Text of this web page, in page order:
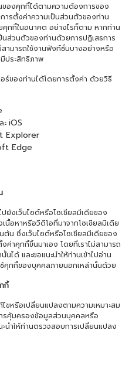
ของคุกกี้ได้ตามความต้องการของ
ารตั้งค่าความเป็นส่วนตัวของท่าน
คุกกี้ในอนาคต อย่างไรก็ตาม หากท่าน
นส่วนตัวของท่านด้วยการปฏิเสธการ
ามารถใช้งานฟังก์ชั่นบางอย่างหรือ
ประสิทธิภาพ
ร์ของท่านได้โดยการตั้งค่า ด้วยวิธี
ะ iOS
Explorer
Edge
ปยังเว็บไซต์หรือโซเชียลมีเดียของ
อหาหรือวีดีโอที่มาจากโซเชียลมีเดีย
ต้น ซึ่งเว็บไซต์หรือโซเชียลมีเดียของ
าคุกกี้ขึ้นมาเอง โดยที่เราไม่สามารถ
ด้ และขอแนะนำให้ท่านเข้าไปอ่าน
ช้คุกกี้ของบุคคลภายนอกเหล่านั้นด้วย
กี้
ขหรือเปลี่ยนแปลงตามความเหมาะสม
รคุ้มครองข้อมูลส่วนบุคคลหรือ
นำให้ท่านตรวจสอบการเปลี่ยนแปลง